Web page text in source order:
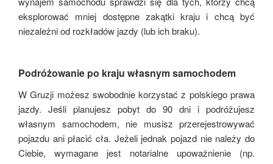
eksplorować mniej dostępne zakątki kraju i chcą być
niezależni od rozkładów jazdy (lub ich braku).
Podróżowanie po kraju własnym samochodem
W Gruzji możesz swobodnie korzystać z polskiego prawa
jazdy. Jeśli planujesz pobyt do 90 dni i podróżujesz
własnym samochodem, nie musisz przerejestrowywać
pojazdu ani płacić cła. Jeżeli jednak pojazd nie należy do
Ciebie, wymagane jest notarialne upoważnienie (np.